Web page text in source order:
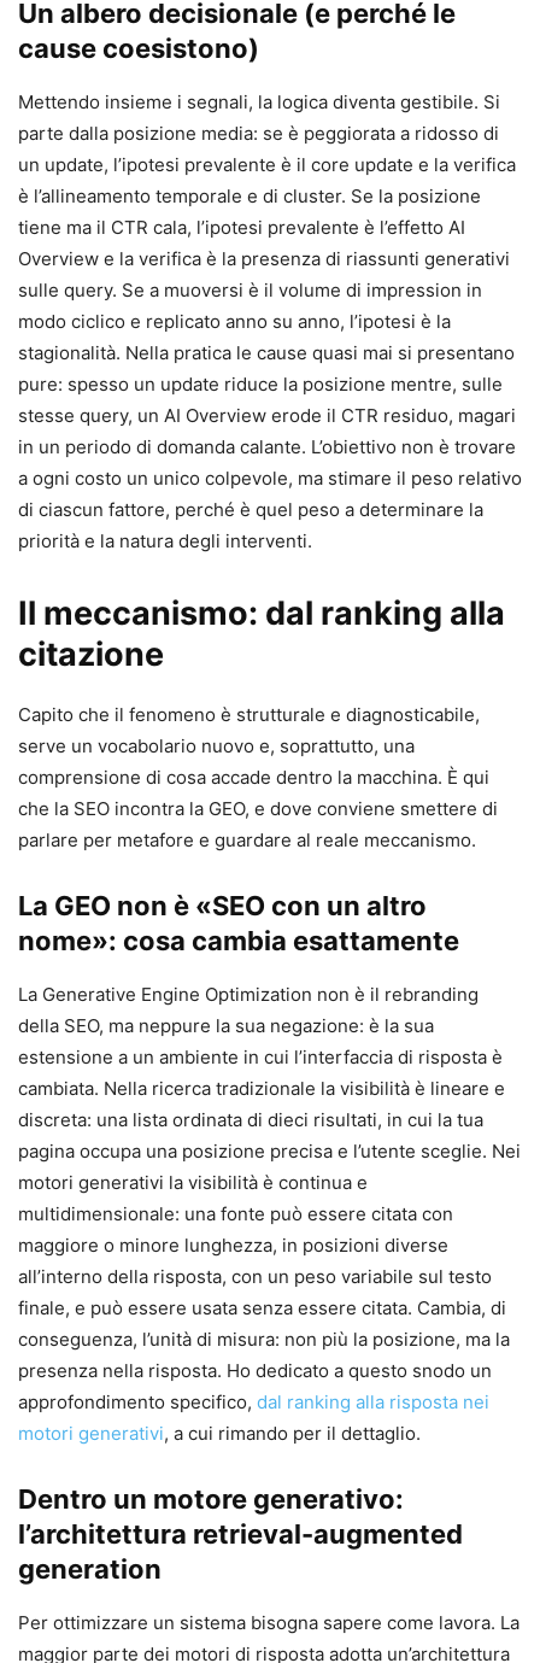
Un albero decisionale (e perché le
cause coesistono)
Mettendo insieme i segnali, la logica diventa gestibile. Si
parte dalla posizione media: se è peggiorata a ridosso di
un update, l’ipotesi prevalente è il core update e la verifica
è l’allineamento temporale e di cluster. Se la posizione
tiene ma il CTR cala, l’ipotesi prevalente è l’effetto AI
Overview e la verifica è la presenza di riassunti generativi
sulle query. Se a muoversi è il volume di impression in
modo ciclico e replicato anno su anno, l’ipotesi è la
stagionalità. Nella pratica le cause quasi mai si presentano
pure: spesso un update riduce la posizione mentre, sulle
stesse query, un AI Overview erode il CTR residuo, magari
in un periodo di domanda calante. L’obiettivo non è trovare
a ogni costo un unico colpevole, ma stimare il peso relativo
di ciascun fattore, perché è quel peso a determinare la
priorità e la natura degli interventi.
Il meccanismo: dal ranking alla
citazione
Capito che il fenomeno è strutturale e diagnosticabile,
serve un vocabolario nuovo e, soprattutto, una
comprensione di cosa accade dentro la macchina. È qui
che la SEO incontra la GEO, e dove conviene smettere di
parlare per metafore e guardare al reale meccanismo.
La GEO non è «SEO con un altro
nome»: cosa cambia esattamente
La Generative Engine Optimization non è il rebranding
della SEO, ma neppure la sua negazione: è la sua
estensione a un ambiente in cui l’interfaccia di risposta è
cambiata. Nella ricerca tradizionale la visibilità è lineare e
discreta: una lista ordinata di dieci risultati, in cui la tua
pagina occupa una posizione precisa e l’utente sceglie. Nei
motori generativi la visibilità è continua e
multidimensionale: una fonte può essere citata con
maggiore o minore lunghezza, in posizioni diverse
all’interno della risposta, con un peso variabile sul testo
finale, e può essere usata senza essere citata. Cambia, di
conseguenza, l’unità di misura: non più la posizione, ma la
presenza nella risposta. Ho dedicato a questo snodo un
approfondimento specifico, dal ranking alla risposta nei
motori generativi, a cui rimando per il dettaglio.
Dentro un motore generativo:
l’architettura retrieval-augmented
generation
Per ottimizzare un sistema bisogna sapere come lavora. La
maggior parte dei motori di risposta adotta un’architettura